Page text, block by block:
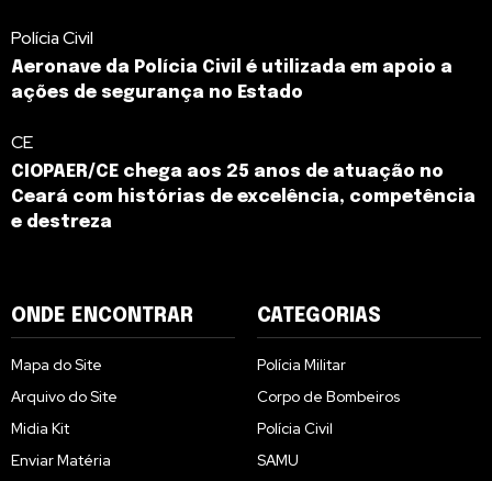
Polícia Civil
Aeronave da Polícia Civil é utilizada em apoio a
ações de segurança no Estado
CE
CIOPAER/CE chega aos 25 anos de atuação no
Ceará com histórias de excelência, competência
e destreza
ONDE ENCONTRAR
Mapa do Site
Arquivo do Site
Midia Kit
Enviar Matéria
CATEGORIAS
Polícia Militar
Corpo de Bombeiros
Polícia Civil
SAMU